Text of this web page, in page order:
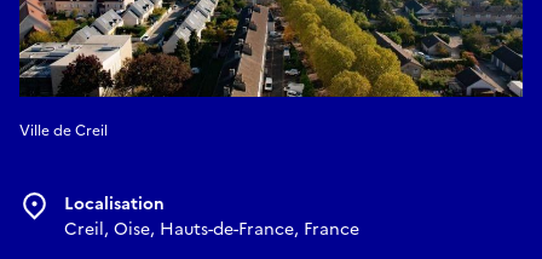
Ville de Creil
Localisation
Creil, Oise, Hauts-de-France, France